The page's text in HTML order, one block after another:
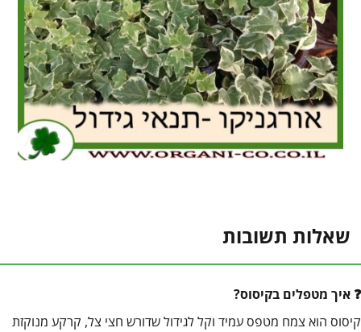
שאלות תשובות
איך מטפלים בקיסוס?
קיסוס הוא צמח מטפס עמיד וקל לגידול שדורש חצי צל, קרקע מנוקזת